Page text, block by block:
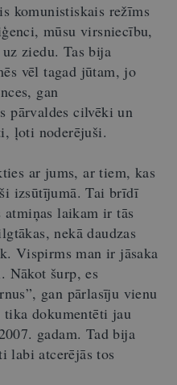
komunistiskais režīms
mūsu virsniecību,
ziedu. Tas bija
vēl tagad jūtam, jo
gan
pārvaldes cilvēki un
ļoti noderējuši.
ar jums, ar tiem, kas
izsūtījumā. Tai brīdī
laikam ir tās
nekā daudzas
Vispirms man ir jāsaka
Nākot šurp, es
gan pārlasīju vienu
tika dokumentēti jau
gadam. Tad bija
labi atcerējās tos